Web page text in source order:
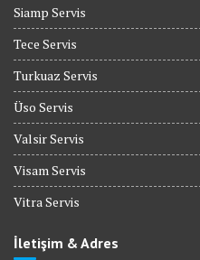
Siamp Servis
Tece Servis
Turkuaz Servis
Üso Servis
Valsir Servis
Visam Servis
Vitra Servis
İletişim & Adres